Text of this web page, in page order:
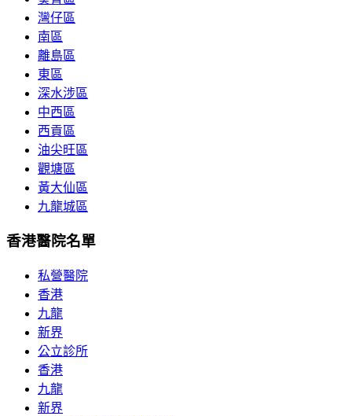
灣仔區
南區
離島區
東區
深水涉區
中西區
西貢區
油尖旺區
觀塘區
黃大仙區
九龍城區
香港醫院名單
私營醫院
香港
九龍
新界
公立診所
香港
九龍
新界